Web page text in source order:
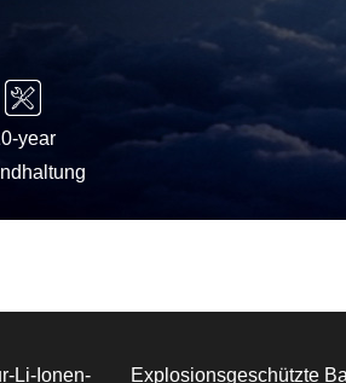
year
Li-Ionen- Explosionsgeschützte